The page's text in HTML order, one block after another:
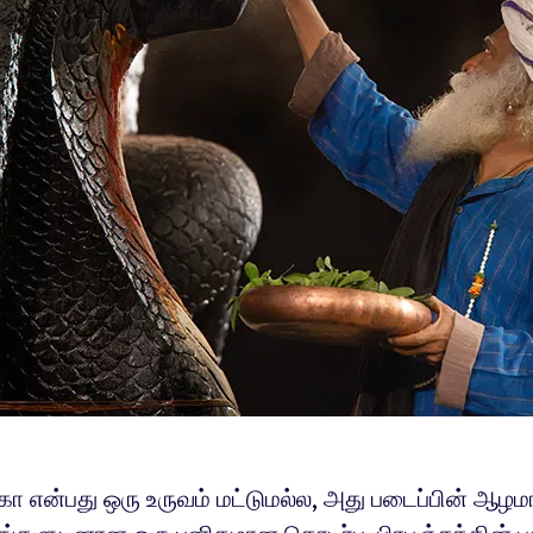
என்பது ஒரு உருவம் மட்டுமல்ல, அது படைப்பின்